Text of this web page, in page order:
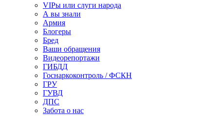
VIPы или слуги народа
А вы знали
Армия
Блогеры
Бред
Ваши обращения
Видеорепортажи
ГИБДД
Госнаркоконтроль / ФСКН
ГРУ
ГУВД
ДПС
Забота о нас